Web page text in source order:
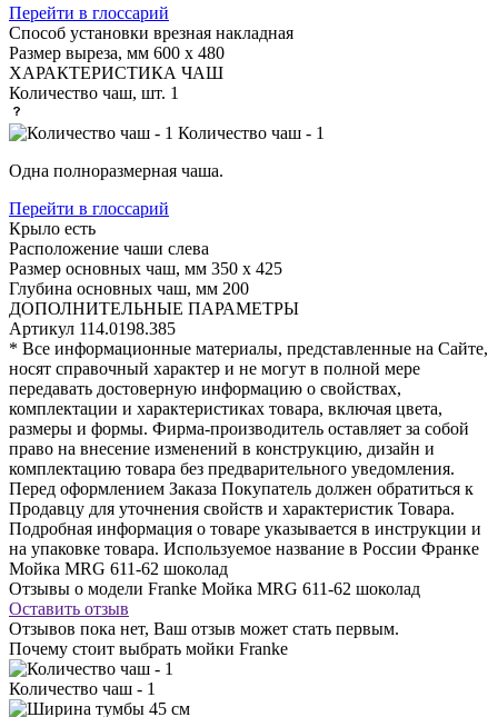
Перейти в глоссарий
Способ установки врезная накладная
Размер выреза, мм 600 х 480
ХАРАКТЕРИСТИКА ЧАШ
Количество чаш, шт. 1
Количество чаш - 1
Одна полноразмерная чаша.
Перейти в глоссарий
Крыло есть
Расположение чаши слева
Размер основных чаш, мм 350 х 425
Глубина основных чаш, мм 200
ДОПОЛНИТЕЛЬНЫЕ ПАРАМЕТРЫ
Артикул 114.0198.385
* Все информационные материалы, представленные на Сайте,
носят справочный характер и не могут в полной мере
передавать достоверную информацию о свойствах,
комплектации и характеристиках товара, включая цвета,
размеры и формы. Фирма-производитель оставляет за собой
право на внесение изменений в конструкцию, дизайн и
комплектацию товара без предварительного уведомления.
Перед оформлением Заказа Покупатель должен обратиться к
Продавцу для уточнения свойств и характеристик Товара.
Подробная информация о товаре указывается в инструкции и
на упаковке товара. Используемое название в России Франке
Мойка MRG 611-62 шоколад
Отзывы о модели Franke Мойка MRG 611-62 шоколад
Оставить отзыв
Отзывов пока нет, Ваш отзыв может стать первым.
Почему стоит выбрать мойки Franke
Количество чаш - 1